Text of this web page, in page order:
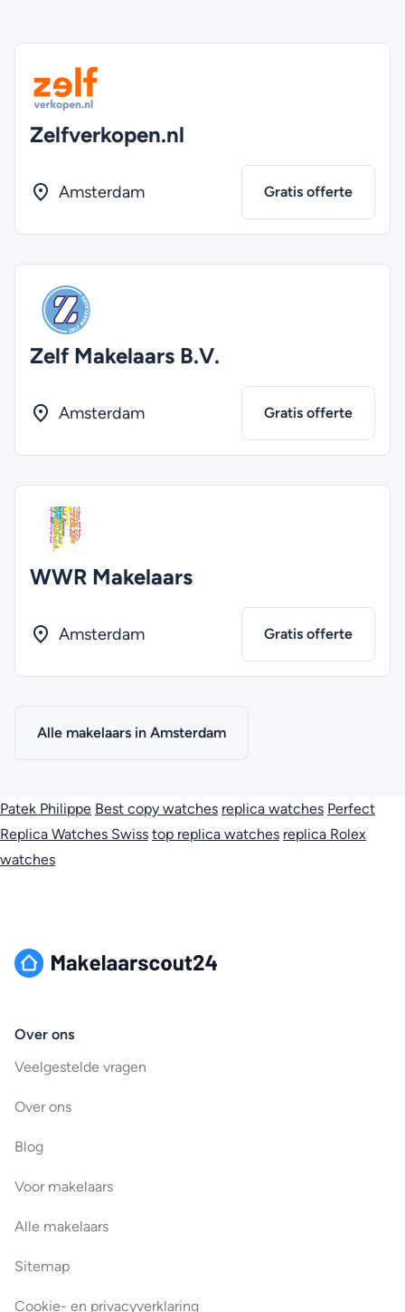
Zelfverkopen.nl
Amsterdam Gratis offerte
Zelf Makelaars B.V.
Amsterdam Gratis offerte
WWR Makelaars
Amsterdam Gratis offerte
Alle makelaars in Amsterdam
Patek Philippe Best copy watches replica watches Perfect
Replica Watches Swiss top replica watches replica Rolex
watches
Over ons
Veelgestelde vragen
Over ons
Blog
Voor makelaars
Alle makelaars
Sitemap
Cookie- en privacyverklaring